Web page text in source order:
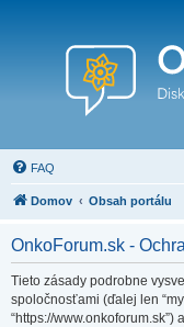
FAQ
Domov Obsah portálu
OnkoForum.sk -
Tieto zásady podrobne
spoločnosťami (ďalej len
“https://www.onkoforum.sk”)